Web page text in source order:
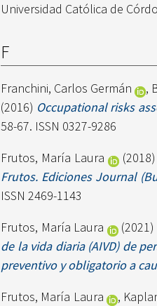
Universidad Católica de
F
Franchini, Carlos Germán ,
(2016) Occupational risks
58-67. ISSN 0327-9286
Frutos, María Laura
(2018)
Frutos. Ediciones Journal
ISSN 2469-1143
Frutos, María Laura
(2021)
de la vida diaria (AIVD) de
preventivo y obligatorio a
Frutos, María Laura
,